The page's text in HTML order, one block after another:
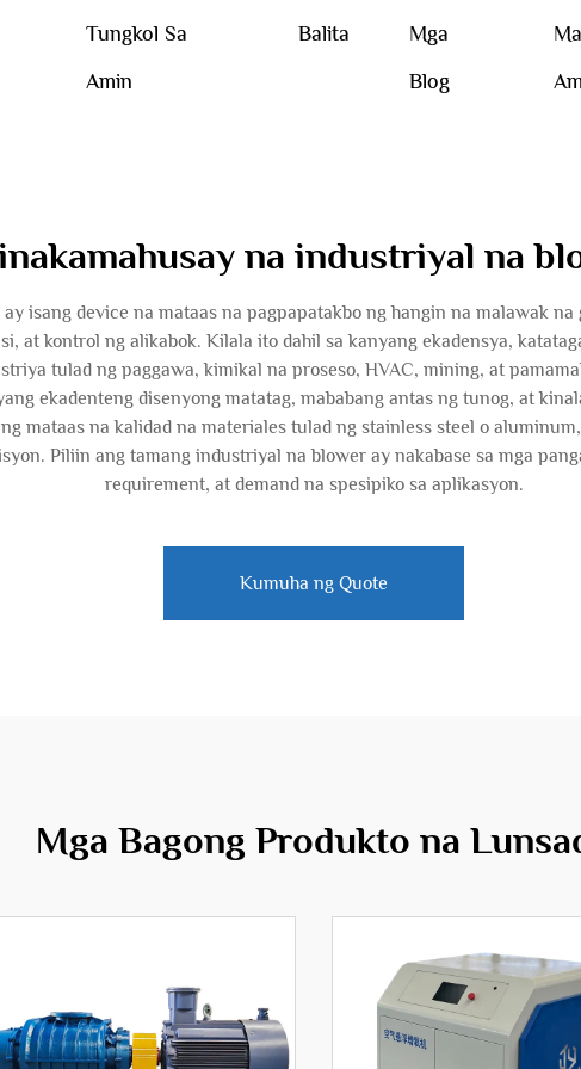
Tungkol Sa
Amin
Balita
Mga
Blog
na industriyal na
isang device na mataas na pagpapatakbo ng hangin na malawak
at kontrol ng alikabok. Kilala ito dahil sa kanyang ekadensya,
tulad ng paggawa, kimikal na proseso, HVAC, mining, at
ekadenteng disenyong matatag, mababang antas ng tunog, at
mataas na kalidad na materiales tulad ng stainless steel o
Piliin ang tamang industriyal na blower ay nakabase sa mga
requirement, at demand na spesipiko sa aplikasyon.
Kumuha ng Quote
Mga Bagong Produkto na